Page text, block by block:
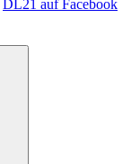
DL21 auf Facebook